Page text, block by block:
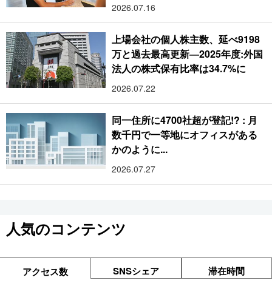
2026.07.16
上場会社の個人株主数、延べ9198
万と過去最高更新―2025年度:外国
法人の株式保有比率は34.7%に
2026.07.22
同一住所に4700社超が登記!? : 月
数千円で一等地にオフィスがある
かのように...
2026.07.27
人気のコンテンツ
アクセス数 SNSシェア 滞在時間